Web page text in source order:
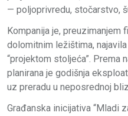
— poljoprivredu, stočarstvo,
Kompanija je, preuzimanjem
dolomitnim ležištima,
“projektom stoljeća”. Prema
planirana je godišnja
uz preradu u neposrednoj
Građanska inicijativa “Mladi